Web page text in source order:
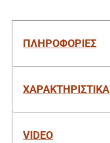
ΠΛΗΡΟΦΟΡΙΕΣ
ΧΑΡΑΚΤΗΡΙΣΤΙΚΑ
VIDEO